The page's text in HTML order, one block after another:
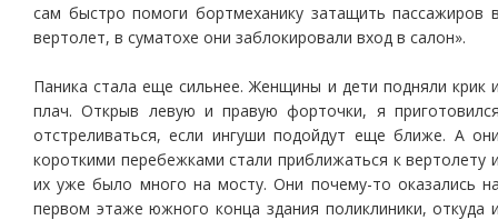
сам быстро помоги бортмеханику затащить пассажиров
вертолет, в суматохе они заблокировали вход в салон».
Паника стала еще сильнее. Женщины и дети подняли крик
плач. Открыв левую и правую форточки, я
отстреливаться, если ингуши подойдут еще ближе. А
короткими перебежками стали приближаться к вертолету
их уже было много на мосту. Они почему-то оказались
первом этаже южного конца здания поликлиники, откуда